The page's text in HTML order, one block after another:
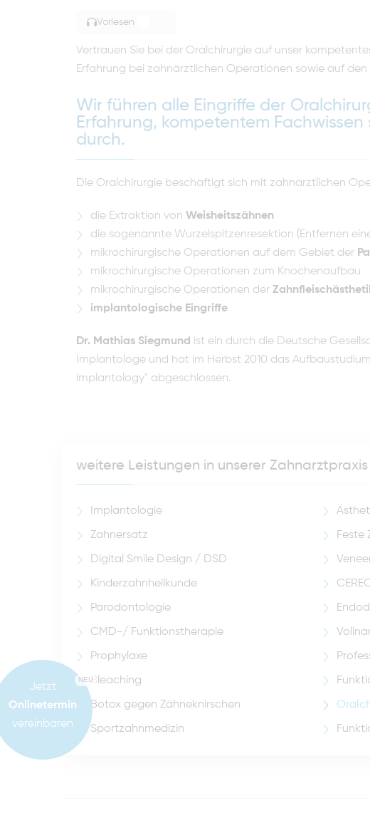
Vorlesen
Vertrauen Sie bei der Oralchirurgie auf unser
Erfahrung bei zahnärztlichen Operationen sowie auf den
Wir führen alle Eingriffe der
Erfahrung, kompetentem
durch.
Die Oralchirurgie beschäftigt sich mit zahnärztlichen
die Extraktion von Weisheitszähnen
die sogenannte Wurzelspitzenresektion (Entfernen
mikrochirurgische Operationen auf dem Gebiet der
mikrochirurgische Operationen zum Knochenaufbau
mikrochirurgische Operationen der
implantologische Eingriffe
Dr. Mathias Siegmund ist ein durch die Deutsche
Implantologe und hat im Herbst 2010 das
implantology" abgeschlossen.
weitere Leistungen in unserer
Implantologie
Zahnersatz Feste
Digital Smile Design / DSD
Kinderzahnheilkunde
Parodontologie
CMD-/ Funktionstherapie
Prophylaxe
Bleaching
Botox gegen Zähneknirschen
Sportzahnmedizin
NEU
Jetzt
Onlinetermin
vereinbaren